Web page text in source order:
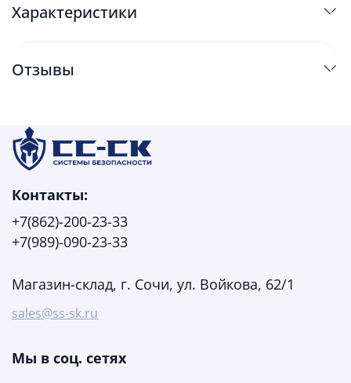
Характеристики
Отзывы
Контакты:
+7(862)-200-23-33
+7(989)-090-23-33
Магазин-склад, г. Сочи, ул. Войкова, 62/1
sales@ss-sk.ru
Мы в соц. сетях